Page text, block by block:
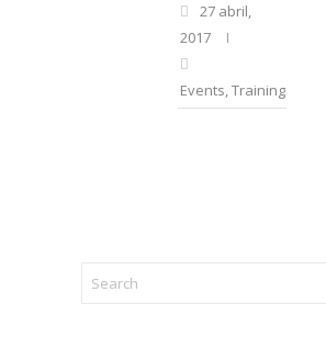
27 abril,
2017
Events,Training